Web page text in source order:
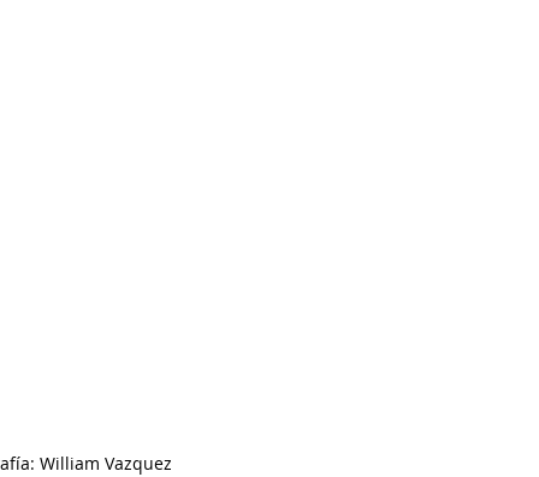
William Vazquez